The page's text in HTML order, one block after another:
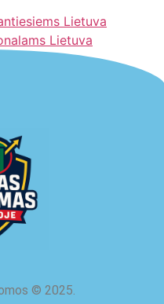
Lietuva
Lietuva
© 2025.